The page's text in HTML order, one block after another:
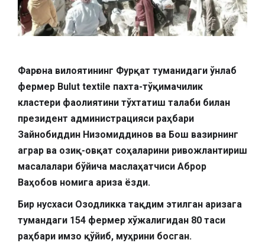
Фарғона вилоятининг Фурқат туманидаги ўнлаб
фермер Bulut textile пахта-тўқимачилик
кластери фаолиятини тўхтатиш талаби билан
президент администрацияси раҳбари
Зайнобиддин Низомиддинов ва Бош вазирнинг
аграр ва озиқ-овқат соҳаларини ривожлантириш
масалалари бўйича маслаҳатчиси Аброр
Ваҳобов номига ариза ёзди.
Бир нусхаси Озодликка тақдим этилган аризага
тумандаги 154 фермер хўжалигидан 80 таси
раҳбари имзо қўйиб, муҳрини босган.